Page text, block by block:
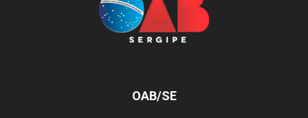
OAB/SE